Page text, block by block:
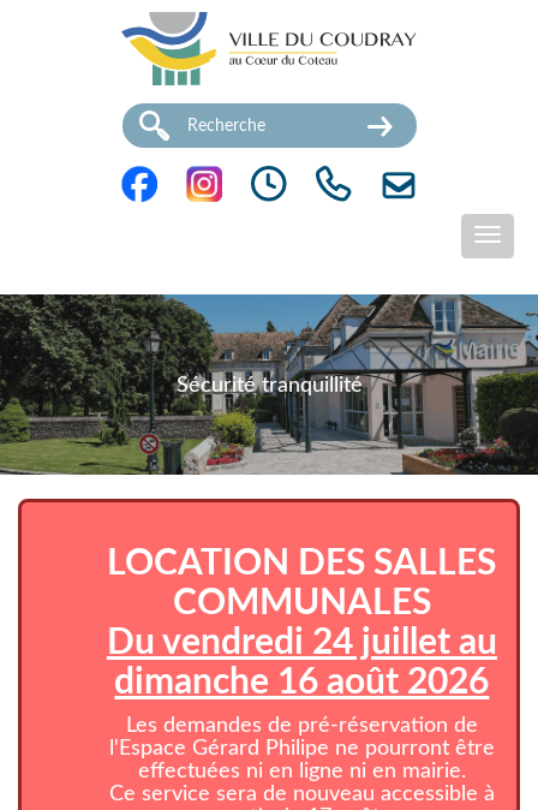
Sécurité tranquillité
LOCATION DES SALLES
COMMUNALES
Du vendredi 24 juillet au
dimanche 16 août 2026
Les demandes de pré-réservation de
l'Espace Gérard Philipe ne pourront être
effectuées ni en ligne ni en mairie.
Ce service sera de nouveau accessible à